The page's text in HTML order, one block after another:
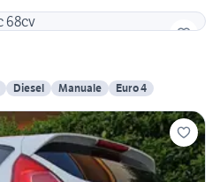
Diesel Manuale Euro 4